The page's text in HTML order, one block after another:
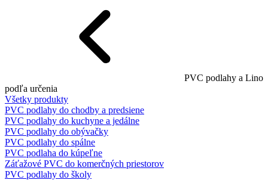
PVC podlahy a Lino
podľa určenia
Všetky produkty
PVC podlahy do chodby a predsiene
PVC podlahy do kuchyne a jedálne
PVC podlahy do obývačky
PVC podlahy do spálne
PVC podlaha do kúpeľne
Záťažové PVC do komerčných priestorov
PVC podlahy do školy